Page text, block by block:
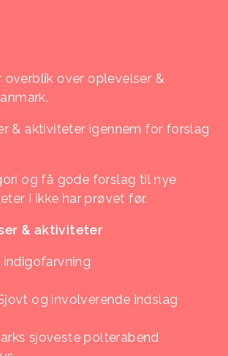
overblik over oplevelser &
& aktiviteter igennem for forslag
og få gode forslag til nye
I ikke har prøvet før.
& aktiviteter
indigofarvning
og involverende indslag
sjoveste polterabend